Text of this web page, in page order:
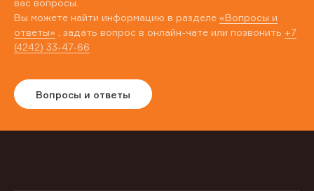
вас вопросы.
Вы можете найти информацию в разделе «Вопросы и
ответы» , задать вопрос в онлайн-чате или позвонить +7
(4242) 33-47-66
Вопросы и ответы